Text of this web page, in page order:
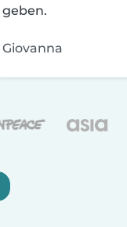
geben.
Giovanna